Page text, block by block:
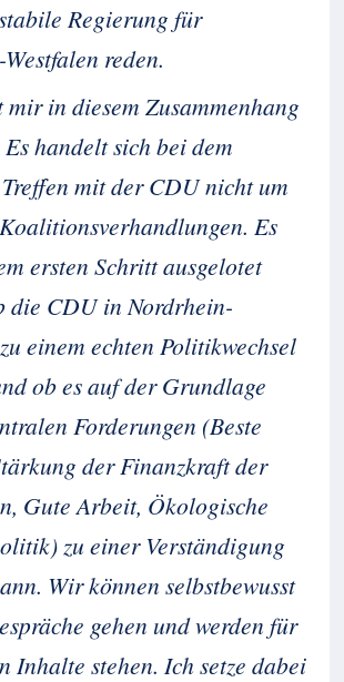
Regierung für
reden.
in diesem Zusammenhang
handelt sich bei dem
mit der CDU nicht um
Es
ersten Schritt ausgelotet
die CDU in Nordrhein-
einem echten Politikwechsel
ob es auf der Grundlage
Forderungen (Beste
der Finanzkraft der
Gute Arbeit, Ökologische
zu einer Verständigung
Wir können selbstbewusst
gehen und werden für
Inhalte stehen. Ich setze dabei